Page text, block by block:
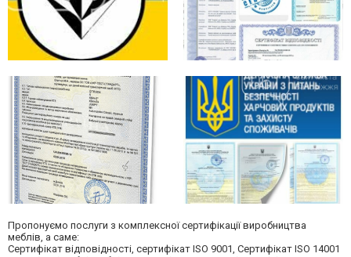
Пропонуємо послуги з комплексної сертифікації виробництва
меблів, а саме:
Сертифікат відповідності, сертифікат ISO 9001, Сертифікат ISO 14001